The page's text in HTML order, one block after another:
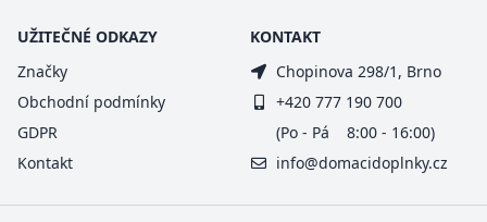
UŽITEČNÉ ODKAZY
Značky
Obchodní podmínky
GDPR
Kontakt
KONTAKT
Chopinova 298/1, Brno
+420 777 190 700
(Po - Pá 8:00 - 16:00)
info@domacidoplnky.cz